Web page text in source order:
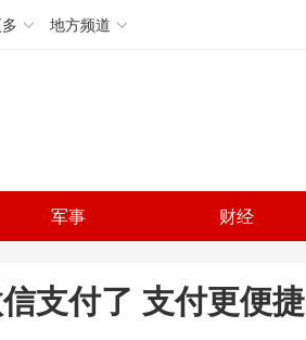
地方频道
军事 财经
支付了 支付更便捷